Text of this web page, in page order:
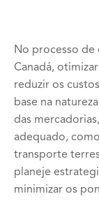
No processo de
Canadá,
reduzir os
base na
das
adequado,
transporte
planeje
minimizar os